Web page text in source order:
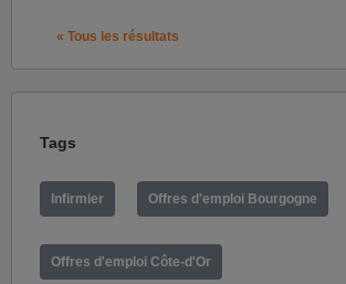
« Tous les résultats
Tags
Infirmier Offres d'emploi Bourgogne
Offres d'emploi Côte-d'Or